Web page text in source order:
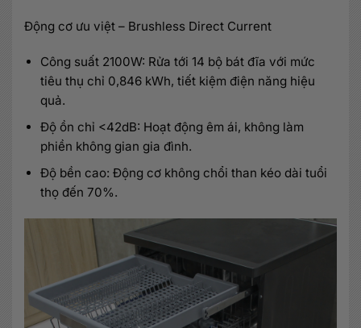
Động cơ ưu việt – Brushless Direct Current
Công suất 2100W: Rửa tới 14 bộ bát đĩa với mức
tiêu thụ chỉ 0,846 kWh, tiết kiệm điện năng hiệu
quả.
Độ ồn chỉ <42dB: Hoạt động êm ái, không làm
phiền không gian gia đình.
Độ bền cao: Động cơ không chổi than kéo dài tuổi
thọ đến 70%.